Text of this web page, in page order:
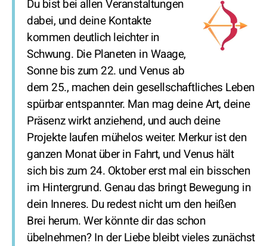
Du bist bei allen Veranstaltungen
dabei, und deine Kontakte
kommen deutlich leichter in
Schwung. Die Planeten in Waage,
Sonne bis zum 22. und Venus ab
dem 25., machen dein gesellschaftliches Leben
spürbar entspannter. Man mag deine Art, deine
Präsenz wirkt anziehend, und auch deine
Projekte laufen mühelos weiter. Merkur ist den
ganzen Monat über in Fahrt, und Venus hält
sich bis zum 24. Oktober erst mal ein bisschen
im Hintergrund. Genau das bringt Bewegung in
dein Inneres. Du redest nicht um den heißen
Brei herum. Wer könnte dir das schon
übelnehmen? In der Liebe bleibt vieles zunächst